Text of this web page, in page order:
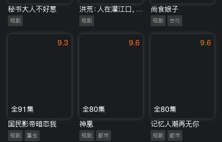
秘书大人不好惹
短剧 短剧
尚食娘子
短剧 古代
9.3
全91集
国民影帝暗恋我
短剧 重生
9.6
全80集
神凰
短剧 都市
9.6
全80集
记忆人潮再无你
短剧 都市